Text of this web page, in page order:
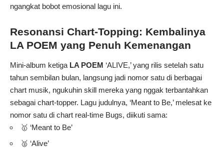
ngangkat bobot emosional lagu ini.
Resonansi Chart-Topping: Kembalinya
LA POEM yang Penuh Kemenangan
Mini-album ketiga LA POEM ‘ALIVE,’ yang rilis setelah satu
tahun sembilan bulan, langsung jadi nomor satu di berbagai
chart musik, ngukuhin skill mereka yang nggak terbantahkan
sebagai chart-topper. Lagu judulnya, ‘Meant to Be,’ melesat ke
nomor satu di chart real-time Bugs, diikuti sama:
🥇 ‘Meant to Be’
🥈 ‘Alive’